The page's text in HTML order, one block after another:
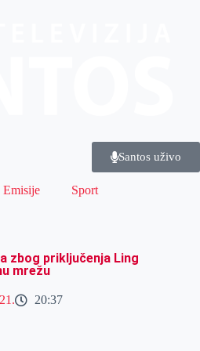
Santos uživo
Emisije Sport
zbog priključenja Ling
mrežu
20:37